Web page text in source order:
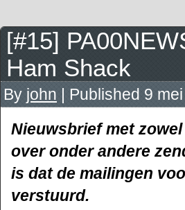
[#15]
Ham Shack
By john | Published 9
Nieuwsbrief met
over onder andere
is dat de mailingen
verstuurd.